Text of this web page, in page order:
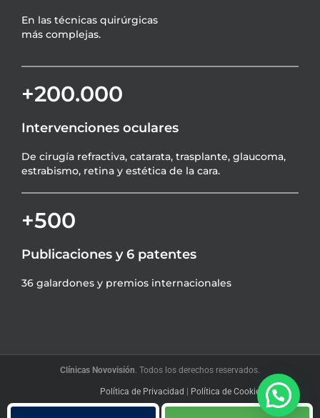
En las técnicas quirúrgicas
más complejas.
+200.000
Intervenciones oculares
De cirugía refractiva, catarata, trasplante, glaucoma,
estrabismo, retina y estética de la cara.
+500
Publicaciones y 6 patentes
36 galardones y premios internacionales
Clínicas Novovisión. Todos los derechos reservados.
Política de Privacidad Política de Cookies |Blog